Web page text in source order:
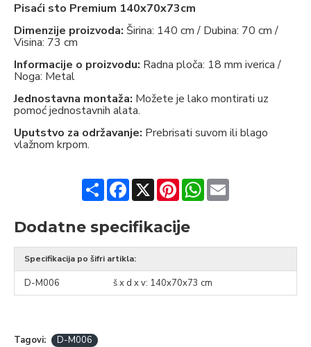
Pisaći sto Premium 140x70x73cm
Dimenzije proizvoda: Širina: 140 cm / Dubina: 70 cm /
Visina: 73 cm
Informacije o proizvodu: Radna ploča: 18 mm iverica /
Noga: Metal
Jednostavna montaža: Možete je lako montirati uz
pomoć jednostavnih alata.
Uputstvo za održavanje: Prebrisati suvom ili blago
vlažnom krpom.
ShareFacebook
X PinterestWhatsApp
Email
Dodatne specifikacije
Specifikacija po šifri artikla:
D-M006 š x d x v: 140x70x73 cm
Tagovi: D-M006